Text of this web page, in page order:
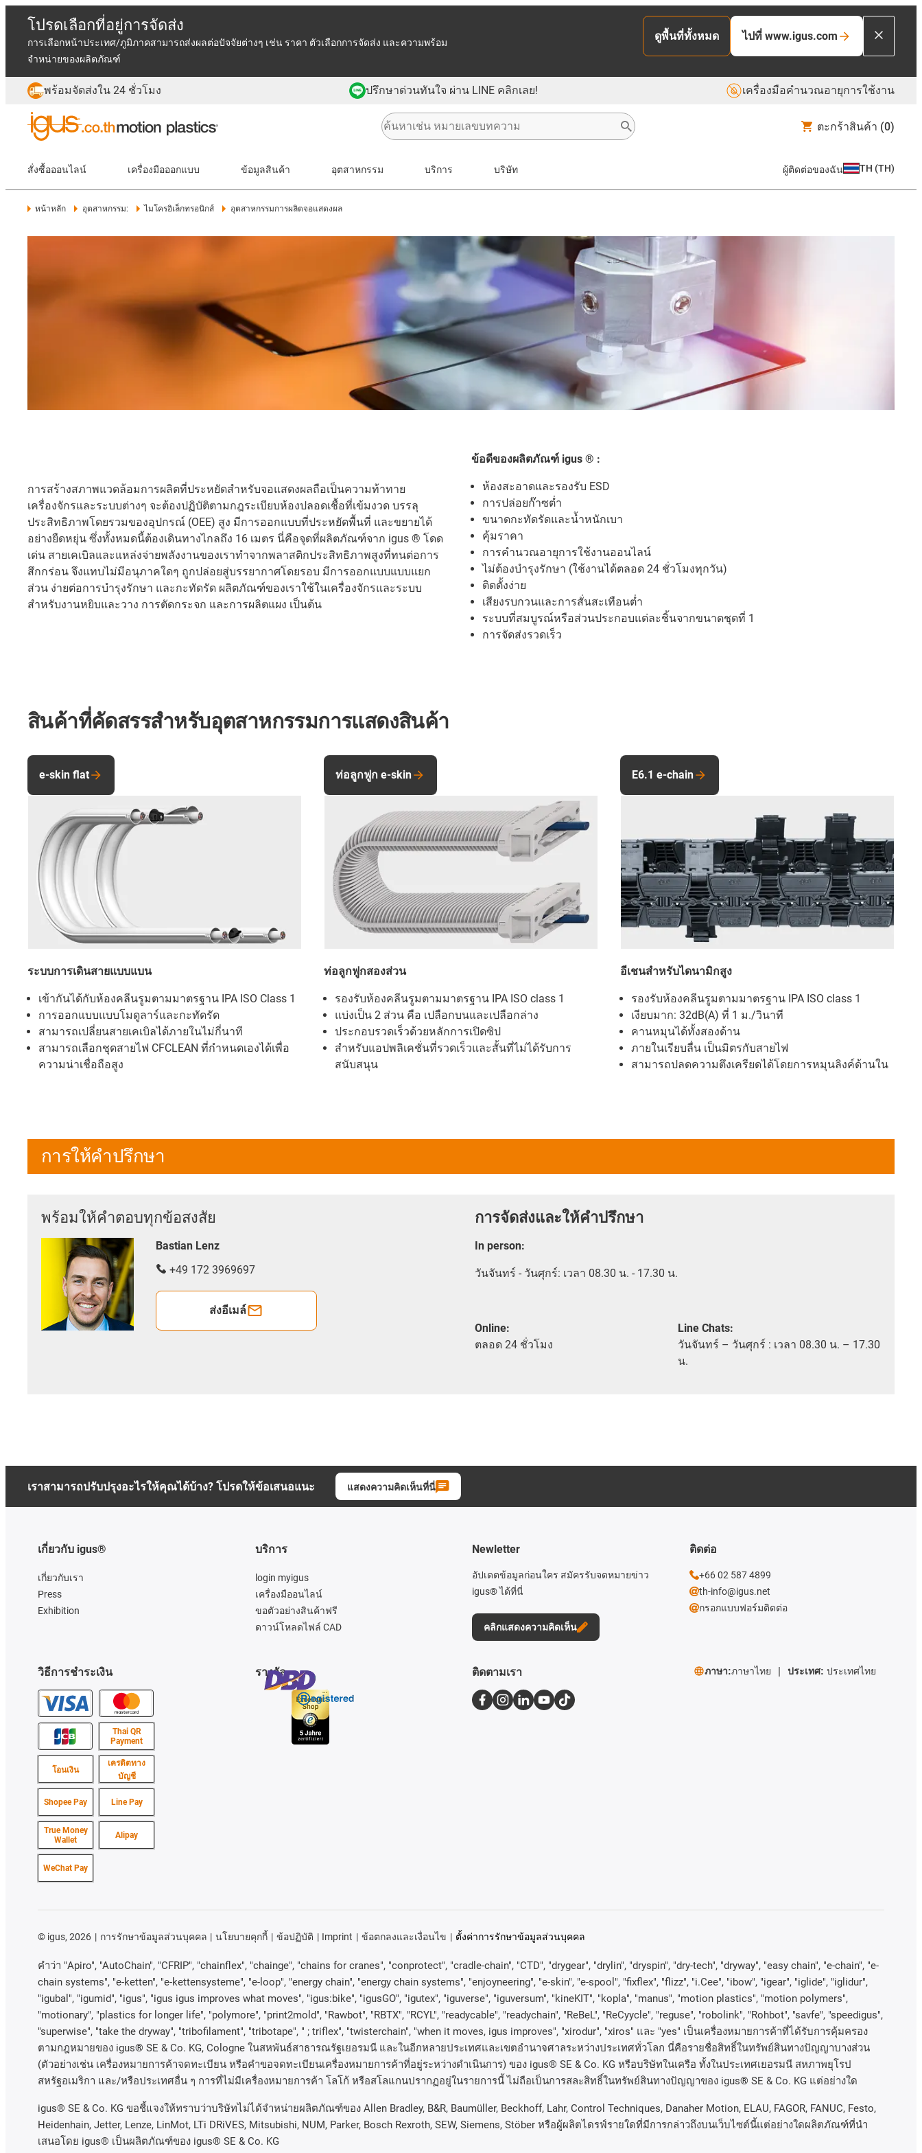
โปรดเลือกที่อยู่การจัดส่ง
การเลือกหน้าประเทศ/ภูมิภาคสามารถส่งผลต่อปัจจัยต่างๆ เช่น ราคา ตัวเลือกการจัดส่ง และความพร้อม
จำหน่ายของผลิตภัณฑ์
ดูพื้นที่ทั้งหมด ไปที่ www.igus.com
พร้อมจัดส่งใน 24 ชั่วโมง ปรึกษาด่วนทันใจ ผ่าน LINE คลิกเลย! เครื่องมือคำนวณอายุการใช้งาน
ตะกร้าสินค้า (0)
สั่งซื้อออนไลน์ เครื่องมือออกแบบ ข้อมูลสินค้า อุตสาหกรรม บริการ บริษัท ผู้ติดต่อของฉัน TH (TH)
หน้าหลัก อุตสาหกรรม: ไมโครอิเล็กทรอนิกส์ อุตสาหกรรมการผลิตจอแสดงผล
การสร้างสภาพแวดล้อมการผลิตที่ประหยัดสำหรับจอแสดงผลถือเป็นความท้าทาย
เครื่องจักรและระบบต่างๆ จะต้องปฏิบัติตามกฎระเบียบห้องปลอดเชื้อที่เข้มงวด บรรลุ
ประสิทธิภาพโดยรวมของอุปกรณ์ (OEE) สูง มีการออกแบบที่ประหยัดพื้นที่ และขยายได้
อย่างยืดหยุ่น ซึ่งทั้งหมดนี้ต้องเดินทางไกลถึง 16 เมตร นี่คือจุดที่ผลิตภัณฑ์จาก igus ® โดด
เด่น สายเคเบิลและแหล่งจ่ายพลังงานของเราทำจากพลาสติกประสิทธิภาพสูงที่ทนต่อการ
สึกกร่อน จึงแทบไม่มีอนุภาคใดๆ ถูกปล่อยสู่บรรยากาศโดยรอบ มีการออกแบบแบบแยก
ส่วน ง่ายต่อการบำรุงรักษา และกะทัดรัด ผลิตภัณฑ์ของเราใช้ในเครื่องจักรและระบบ
สำหรับงานหยิบและวาง การตัดกระจก และการผลิตแผง เป็นต้น
ข้อดีของผลิตภัณฑ์ igus ® :
ห้องสะอาดและรองรับ ESD
การปล่อยก๊าซต่ำ
ขนาดกะทัดรัดและน้ำหนักเบา
คุ้มราคา
การคำนวณอายุการใช้งานออนไลน์
ไม่ต้องบำรุงรักษา (ใช้งานได้ตลอด 24 ชั่วโมงทุกวัน)
ติดตั้งง่าย
เสียงรบกวนและการสั่นสะเทือนต่ำ
ระบบที่สมบูรณ์หรือส่วนประกอบแต่ละชิ้นจากขนาดชุดที่ 1
การจัดส่งรวดเร็ว
สินค้าที่คัดสรรสำหรับอุตสาหกรรมการแสดงสินค้า
ระบบการเดินสายแบบแบน
เข้ากันได้กับห้องคลีนรูมตามมาตรฐาน IPA ISO Class 1
การออกแบบแบบโมดูลาร์และกะทัดรัด
สามารถเปลี่ยนสายเคเบิลได้ภายในไม่กี่นาที
สามารถเลือกชุดสายไฟ CFCLEAN ที่กำหนดเองได้เพื่อ
ความน่าเชื่อถือสูง
e-skin flat
ท่อลูกฟูกสองส่วน
รองรับห้องคลีนรูมตามมาตรฐาน IPA ISO class 1
แบ่งเป็น 2 ส่วน คือ เปลือกบนและเปลือกล่าง
ประกอบรวดเร็วด้วยหลักการเปิดซิป
สำหรับแอปพลิเคชั่นที่รวดเร็วและสั้นที่ไม่ได้รับการ
สนับสนุน
ท่อลูกฟูก e-skin
อีเชนสำหรับไดนามิกสูง
รองรับห้องคลีนรูมตามมาตรฐาน IPA ISO class 1
เงียบมาก: 32dB(A) ที่ 1 ม./วินาที
คานหมุนได้ทั้งสองด้าน
ภายในเรียบลื่น เป็นมิตรกับสายไฟ
สามารถปลดความตึงเครียดได้โดยการหมุนลิงค์ด้านใน
E6.1 e-chain
การให้คำปรึกษา
พร้อมให้คำตอบทุกข้อสงสัย
Bastian Lenz
+49 172 3969697
ส่งอีเมล์
การจัดส่งและให้คำปรึกษา
In person:
วันจันทร์ - วันศุกร์: เวลา 08.30 น. - 17.30 น.
Online:
ตลอด 24 ชั่วโมง
Line Chats:
วันจันทร์ – วันศุกร์ : เวลา 08.30 น. – 17.30
น.
เราสามารถปรับปรุงอะไรให้คุณได้บ้าง? โปรดให้ข้อเสนอแนะ แสดงความคิดเห็นที่นี่
เกี่ยวกับ igus®
เกี่ยวกับเรา
Press
Exhibition
วิธีการชำระเงิน
Thai QR
Payment
โอนเงิน
เครดิตทาง
บัญชี
Shopee Pay Line Pay
True Money
Wallet
Alipay
WeChat Pay
บริการ
login myigus
เครื่องมืออนไลน์
ขอตัวอย่างสินค้าฟรี
ดาวน์โหลดไฟล์ CAD
รางวัล
Newletter
อัปเดตข้อมูลก่อนใคร สมัครรับจดหมายข่าว
igus® ได้ที่นี่
คลิกแสดงความคิดเห็น
ติดต่อ
+66 02 587 4899
th-info@igus.net
กรอกแบบฟอร์มติดต่อ
ติดตามเรา ภาษา:ภาษาไทย ประเทศ: ประเทศไทย
© igus, 2026 การรักษาข้อมูลส่วนบุคคล นโยบายคุกกี้ ข้อปฏิบัติ Imprint ข้อตกลงและเงื่อนไข ตั้งค่าการรักษาข้อมูลส่วนบุคคล
คําว่า "Apiro", "AutoChain", "CFRIP", "chainflex", "chainge", "chains for cranes", "conprotect", "cradle-chain", "CTD", "drygear", "drylin", "dryspin", "dry-tech", "dryway", "easy chain", "e-chain", "e-
chain systems", "e-ketten", "e-kettensysteme", "e-loop", "energy chain", "energy chain systems", "enjoyneering", "e-skin", "e-spool", "fixflex", "flizz", "i.Cee", "ibow", "igear", "iglide", "iglidur",
"igubal", "igumid", "igus", "igus igus improves what moves", "igus:bike", "igusGO", "igutex", "iguverse", "iguversum", "kineKIT", "kopla", "manus", "motion plastics", "motion polymers",
"motionary", "plastics for longer life", "polymore", "print2mold", "Rawbot", "RBTX", "RCYL", "readycable", "readychain", "ReBeL", "ReCyycle", "reguse", "robolink", "Rohbot", "savfe", "speedigus",
"superwise", "take the dryway", "tribofilament", "tribotape", " ; triflex", "twisterchain", "when it moves, igus improves", "xirodur", "xiros" และ "yes" เป็นเครื่องหมายการค้าที่ได้รับการคุ้มครอง
ตามกฎหมายของ igus® SE & Co. KG, Cologne ในสหพันธ์สาธารณรัฐเยอรมนี และในอีกหลายประเทศและเขตอํานาจศาลระหว่างประเทศทั่วโลก นี่คือรายชื่อสิทธิ์ในทรัพย์สินทางปัญญาบางส่วน
(ตัวอย่างเช่น เครื่องหมายการค้าจดทะเบียน หรือคำขอจดทะเบียนเครื่องหมายการค้าที่อยู่ระหว่างดำเนินการ) ของ igus® SE & Co. KG หรือบริษัทในเครือ ทั้งในประเทศเยอรมนี สหภาพยุโรป
สหรัฐอเมริกา และ/หรือประเทศอื่น ๆ การที่ไม่มีเครื่องหมายการค้า โลโก้ หรือสโลแกนปรากฏอยู่ในรายการนี้ ไม่ถือเป็นการสละสิทธิ์ในทรัพย์สินทางปัญญาของ igus® SE & Co. KG แต่อย่างใด
igus® SE & Co. KG ขอชี้แจงให้ทราบว่าบริษัทไม่ได้จําหน่ายผลิตภัณฑ์ของ Allen Bradley, B&R, Baumüller, Beckhoff, Lahr, Control Techniques, Danaher Motion, ELAU, FAGOR, FANUC, Festo,
Heidenhain, Jetter, Lenze, LinMot, LTi DRiVES, Mitsubishi, NUM, Parker, Bosch Rexroth, SEW, Siemens, Stöber หรือผู้ผลิตไดรฟ์รายใดที่มีการกล่าวถึงบนเว็บไซต์นี้แต่อย่างใดผลิตภัณฑ์ที่นํา
เสนอโดย igus® เป็นผลิตภัณฑ์ของ igus® SE & Co. KG